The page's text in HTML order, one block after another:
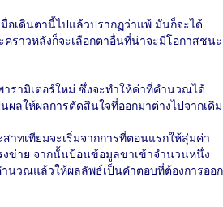
อเดินตานี้ไปแล้วปรากฏว่าแพ้ มันก็จะได้
คราวหลังก็จะเลือกตาอื่นที่น่าจะมีโอกาสชนะ
ารามิเตอร์ใหม่ ซึ่งจะทำให้ค่าที่คำนวณได้
ผลให้ผลการตัดสินใจที่ออกมาต่างไปจากเดิม
าทเทียมจะเริ่มจากการที่ตอนแรกให้สุ่มค่า
งข่าย จากนั้นป้อนข้อมูลขาเข้าจำนวนหนึ่ง
นวณแล้วให้ผลลัพธ์เป็นคำตอบที่ต้องการออก